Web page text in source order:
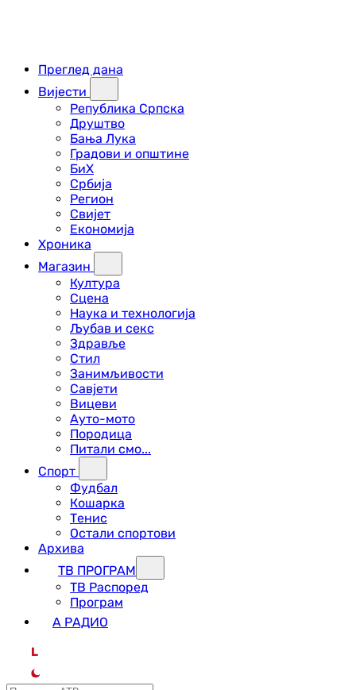
Преглед дана
Вијести
Република Српска
Друштво
Бања Лука
Градови и општине
БиХ
Србија
Регион
Свијет
Економија
Хроника
Магазин
Култура
Сцена
Наука и технологија
Љубав и секс
Здравље
Стил
Занимљивости
Савјети
Вицеви
Ауто-мото
Породица
Питали смо...
Спорт
Фудбал
Кошарка
Тенис
Остали спортови
Архива
ТВ ПРОГРАМ
ТВ Распоред
Програм
А РАДИО
L